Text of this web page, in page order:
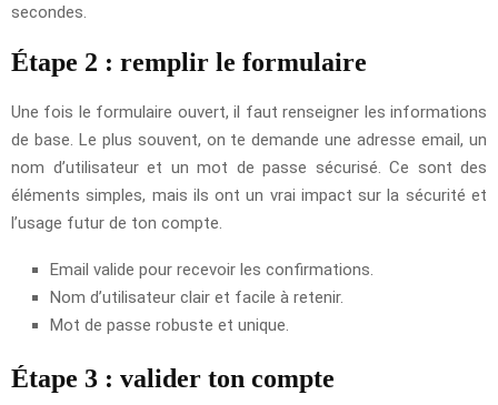
secondes.
Étape 2 : remplir le formulaire
Une fois le formulaire ouvert, il faut renseigner les informations
de base. Le plus souvent, on te demande une adresse email, un
nom d’utilisateur et un mot de passe sécurisé. Ce sont des
éléments simples, mais ils ont un vrai impact sur la sécurité et
l’usage futur de ton compte.
Email valide pour recevoir les confirmations.
Nom d’utilisateur clair et facile à retenir.
Mot de passe robuste et unique.
Étape 3 : valider ton compte